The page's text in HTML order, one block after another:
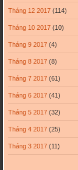
Tháng 12 2017(114)
Tháng 10 2017(10)
Tháng 9 2017(4)
Tháng 8 2017(8)
Tháng 7 2017(61)
Tháng 6 2017(41)
Tháng 5 2017(32)
Tháng 4 2017(25)
Tháng 3 2017(11)